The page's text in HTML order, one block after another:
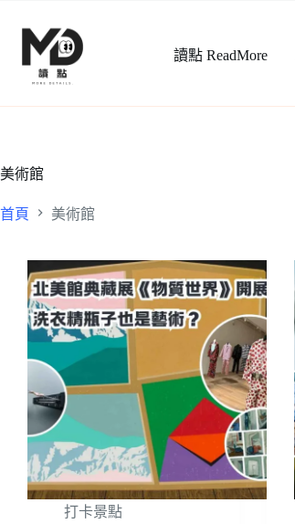
讀點 ReadMore
美術館
首頁 美術館
打卡景點